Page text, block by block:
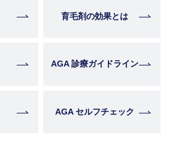
育毛剤の効果とは
AGA 診療ガイドライン
AGA セルフチェック